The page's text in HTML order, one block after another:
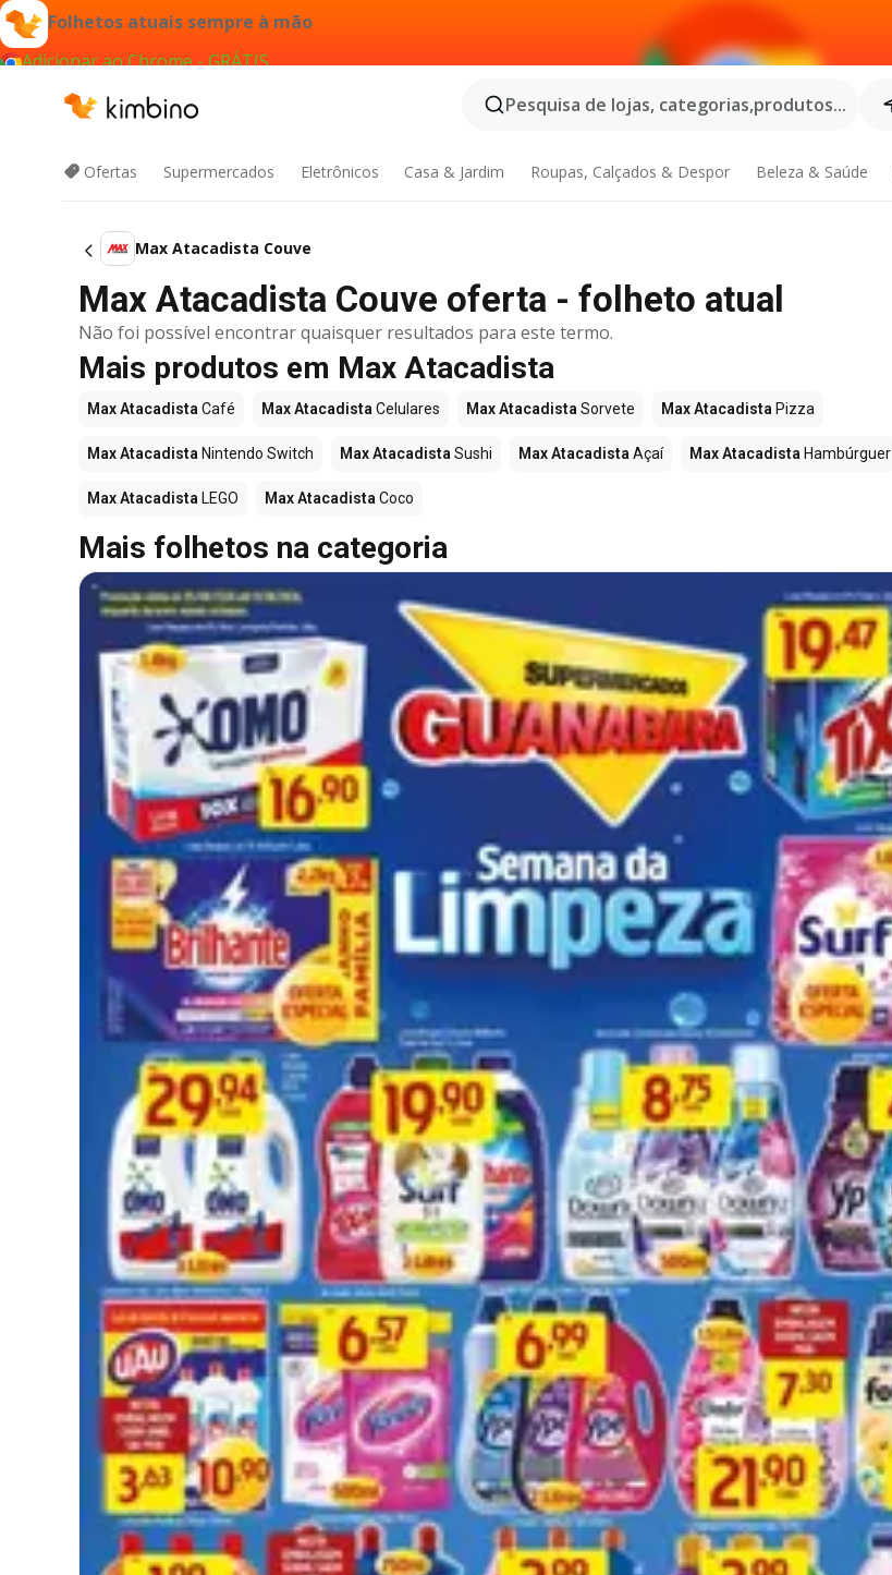
Folhetos atuais sempre à mão
Adicionar ao Chrome - GRÁTIS
Pesquisa de lojas, categorias,produtos...
Ofertas Supermercados Eletrônicos Casa & Jardim Roupas, Calçados & Despor Beleza & Saúde
Max Atacadista Couve
Max Atacadista Couve oferta - folheto atual
Não foi possível encontrar quaisquer resultados para este termo.
Mais produtos em Max Atacadista
Max Atacadista Café Max Atacadista Celulares Max Atacadista Sorvete Max Atacadista Pizza
Max Atacadista Nintendo Switch Max Atacadista Sushi Max Atacadista Açaí Max Atacadista Hambúrguer
Max Atacadista LEGO Max Atacadista Coco
Mais folhetos na categoria